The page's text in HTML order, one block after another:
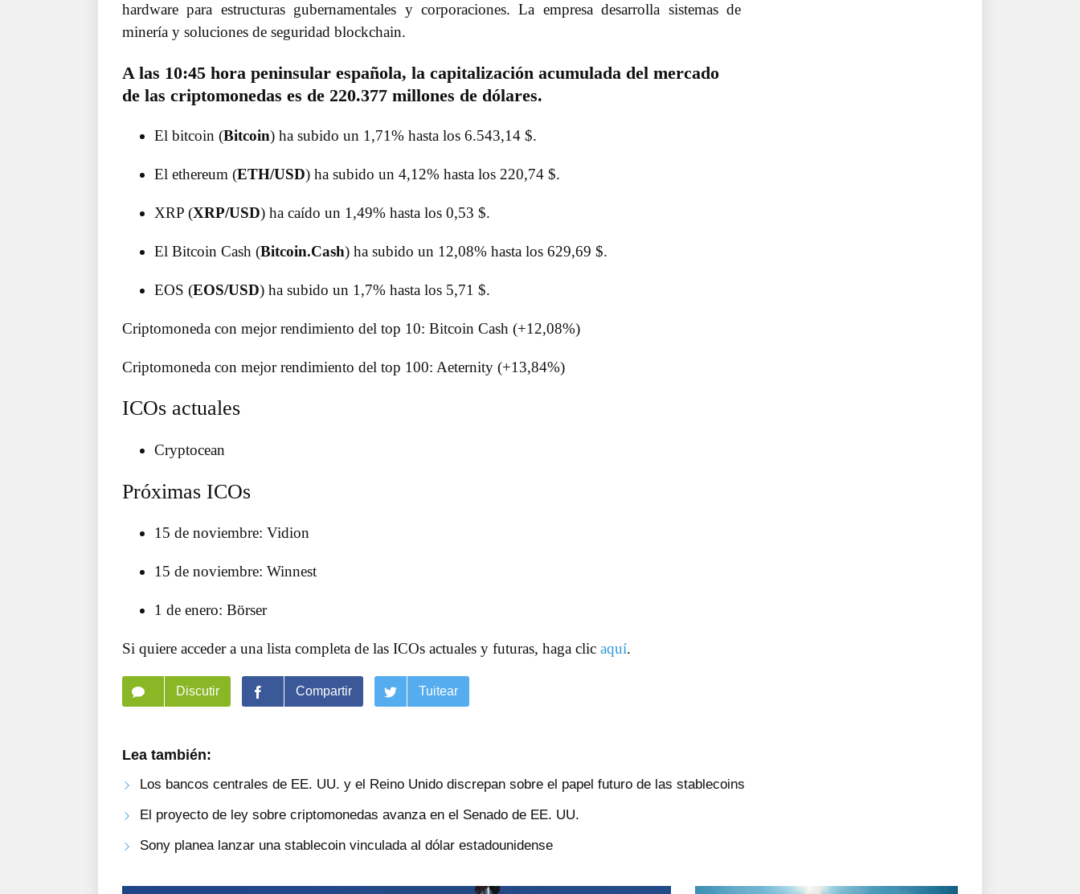
hardware para estructuras gubernamentales y corporaciones. La empresa desarrolla sistemas de
minería y soluciones de seguridad blockchain.
A las 10:45 hora peninsular española, la capitalización acumulada del mercado
de las criptomonedas es de 220.377 millones de dólares.
El bitcoin (Bitcoin) ha subido un 1,71% hasta los 6.543,14 $.
El ethereum (ETH/USD) ha subido un 4,12% hasta los 220,74 $.
XRP (XRP/USD) ha caído un 1,49% hasta los 0,53 $.
El Bitcoin Cash (Bitcoin.Cash) ha subido un 12,08% hasta los 629,69 $.
EOS (EOS/USD) ha subido un 1,7% hasta los 5,71 $.
Criptomoneda con mejor rendimiento del top 10: Bitcoin Cash (+12,08%)
Criptomoneda con mejor rendimiento del top 100: Aeternity (+13,84%)
ICOs actuales
Cryptocean
Próximas ICOs
15 de noviembre: Vidion
15 de noviembre: Winnest
1 de enero: Börser
Si quiere acceder a una lista completa de las ICOs actuales y futuras, haga clic aquí.
Discutir Compartir Tuitear
Lea también:
Los bancos centrales de EE. UU. y el Reino Unido discrepan sobre el papel futuro de las stablecoins
El proyecto de ley sobre criptomonedas avanza en el Senado de EE. UU.
Sony planea lanzar una stablecoin vinculada al dólar estadounidense